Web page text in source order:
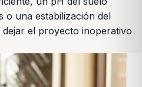
o una estabilización del
el proyecto inoperativo